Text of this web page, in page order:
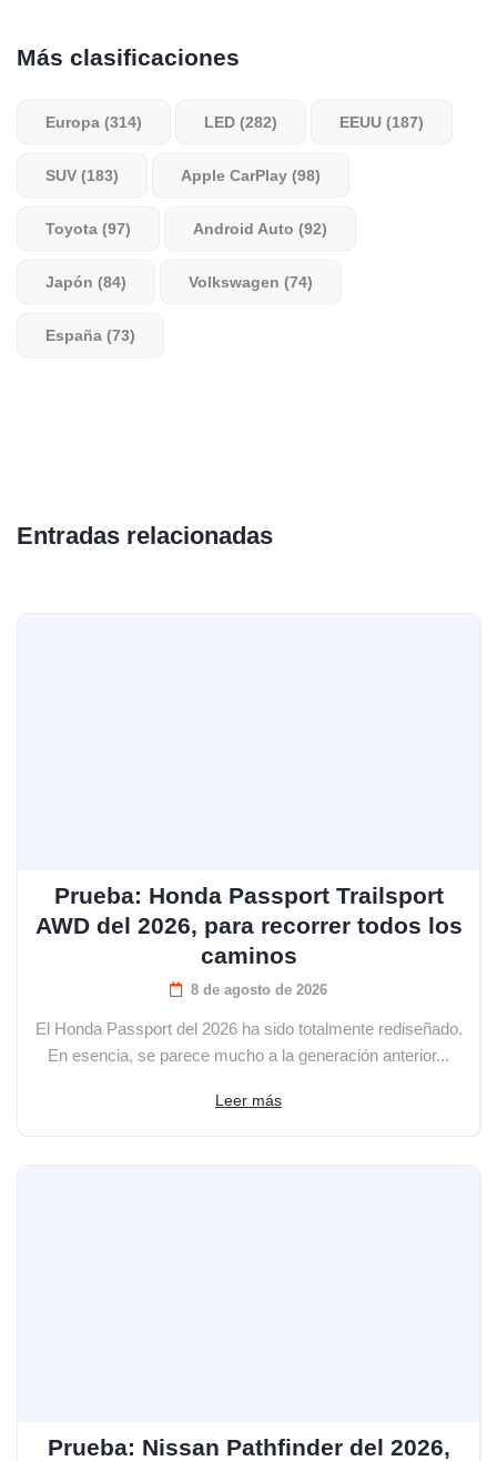
Más clasificaciones
Europa (314) LED (282) EEUU (187)
SUV (183) Apple CarPlay (98)
Toyota (97) Android Auto (92)
Japón (84) Volkswagen (74)
España (73)
Entradas relacionadas
Prueba: Honda Passport Trailsport
AWD del 2026, para recorrer todos los
caminos
8 de agosto de 2026
El Honda Passport del 2026 ha sido totalmente rediseñado.
En esencia, se parece mucho a la generación anterior...
Leer más
Prueba: Nissan Pathfinder del 2026,